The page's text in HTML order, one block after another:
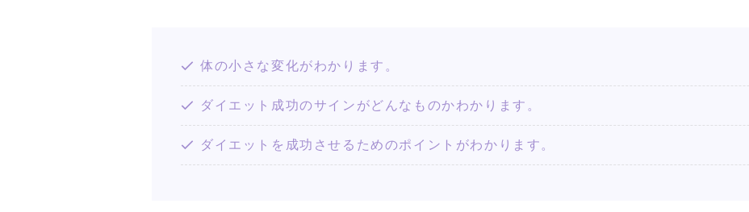
体の小さな変化がわかります。
ダイエット成功のサインがどんなものかわかります。
ダイエットを成功させるためのポイントがわかります。